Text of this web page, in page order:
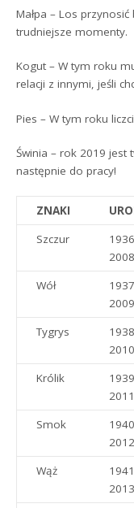
Małpa – Los
trudniejsze momenty.
Kogut – W tym roku
relacji z innymi, jeśli
Pies – W tym roku
Świnia – rok 2019
następnie do pracy!
ZNAKI
Szczur
2008
Wół
2009
Tygrys
2010
Królik
2011
Smok
2012
Wąż
2013